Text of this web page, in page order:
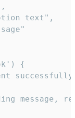
text",
{
message,